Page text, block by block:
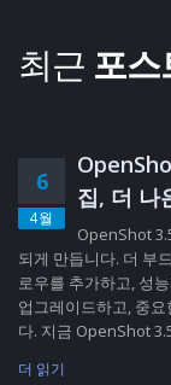
최근 포스
6
4월
집, 더 나
OpenShot
되게 만듭니다. 더 부
로우를 추가하고, 성
업그레이드하고, 중
다. 지금 OpenShot
더 읽기